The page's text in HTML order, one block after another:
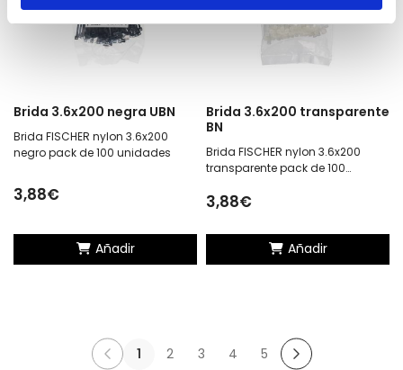
Brida 3.6x200 negra UBN
Brida FISCHER nylon 3.6x200
negro pack de 100 unidades
3,88€
Añadir
Brida 3.6x200 transparente
BN
Brida FISCHER nylon 3.6x200
transparente pack de 100
3,88€
Añadir
1 2 3 4 5